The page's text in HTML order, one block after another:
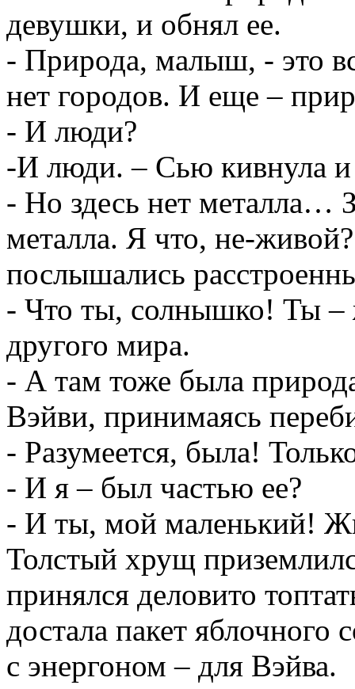
девушки, и обнял ее.
- Природа, малыш, - это
нет городов. И еще –
- И люди?
-И люди. – Сью кивнула и
- Но здесь нет металла…
металла. Я что, не-
послышались
- Что ты, солнышко! Ты –
другого мира.
- А там тоже была
Вэйви, принимаясь
- Разумеется, была!
- И я – был частью ее?
- И ты, мой маленький!
Толстый хрущ
принялся деловито
достала пакет
с энергоном – для Вэйва.